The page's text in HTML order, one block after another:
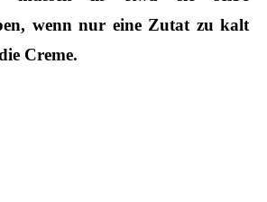
wenn nur eine Zutat zu kalt
Creme.